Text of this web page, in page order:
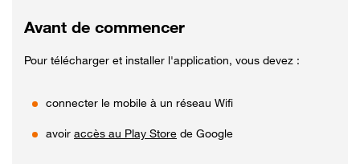
Avant de commencer
Pour télécharger et installer l'application, vous devez :
connecter le mobile à un réseau Wifi
avoir accès au Play Store de Google